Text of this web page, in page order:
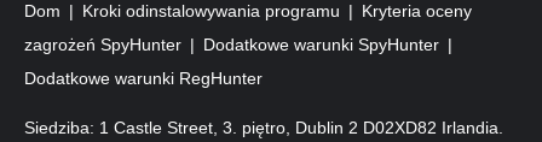
Dom Kroki odinstalowywania programu
Kryteria oceny
zagrożeń SpyHunter
Dodatkowe warunki SpyHunter
Dodatkowe warunki RegHunter
Siedziba: 1 Castle Street, 3. piętro, Dublin 2 D02XD82 Irlandia.